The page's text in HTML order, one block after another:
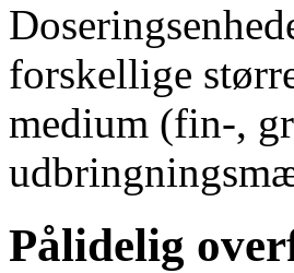
forskellige
medium (fin-,
Pålidelig